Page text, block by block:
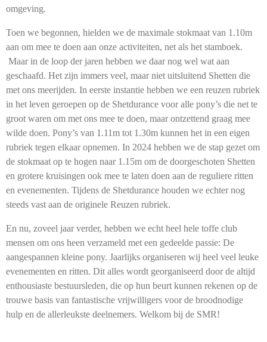
omgeving.
Toen we begonnen, hielden we de maximale stokmaat van 1.10m
aan om mee te doen aan onze activiteiten, net als het stamboek.
Maar in de loop der jaren hebben we daar nog wel wat aan
geschaafd. Het zijn immers veel, maar niet uitsluitend Shetten die
met ons meerijden. In eerste instantie hebben we een reuzen rubriek
in het leven geroepen op de Shetdurance voor alle pony’s die net te
groot waren om met ons mee te doen, maar ontzettend graag mee
wilde doen. Pony’s van 1.11m tot 1.30m kunnen het in een eigen
rubriek tegen elkaar opnemen. In 2024 hebben we de stap gezet om
de stokmaat op te hogen naar 1.15m om de doorgeschoten Shetten
en grotere kruisingen ook mee te laten doen aan de reguliere ritten
en evenementen. Tijdens de Shetdurance houden we echter nog
steeds vast aan de originele Reuzen rubriek.
En nu, zoveel jaar verder, hebben we echt heel hele toffe club
mensen om ons heen verzameld met een gedeelde passie: De
aangespannen kleine pony. Jaarlijks organiseren wij heel veel leuke
evenementen en ritten. Dit alles wordt georganiseerd door de altijd
enthousiaste bestuursleden, die op hun beurt kunnen rekenen op de
trouwe basis van fantastische vrijwilligers voor de broodnodige
hulp en de allerleukste deelnemers. Welkom bij de SMR!